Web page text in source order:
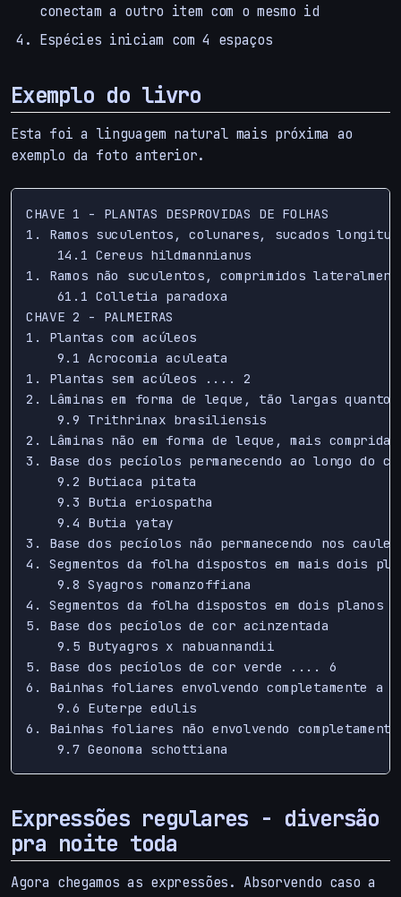
conectam a outro item com o mesmo id
Espécies iniciam com 4 espaços
Exemplo do livro
Esta foi a linguagem natural mais próxima ao
exemplo da foto anterior.
CHAVE 1 - PLANTAS DESPROVIDAS DE FOLHAS
1. Ramos suculentos, colunares, sucados
    14.1 Cereus hildmannianus
1. Ramos não suculentos, comprimidos
    61.1 Colletia paradoxa
CHAVE 2 - PALMEIRAS
1. Plantas com acúleos
    9.1 Acrocomia aculeata
1. Plantas sem acúleos .... 2
2. Lâminas em forma de leque, tão largas quanto
    9.9 Trithrinax brasiliensis
2. Lâminas não em forma de leque, mais
3. Base dos pecíolos permanecendo ao longo do
    9.2 Butiaca pitata
    9.3 Butia eriospatha
    9.4 Butia yatay
3. Base dos pecíolos não permanecendo nos
4. Segmentos da folha dispostos em mais dois
    9.8 Syagros romanzoffiana
4. Segmentos da folha dispostos em dois
5. Base dos pecíolos de cor acinzentada
    9.5 Butyagros x nabuannandii
5. Base dos pecíolos de cor verde .... 6
6. Bainhas foliares envolvendo completamente a
    9.6 Euterpe edulis
6. Bainhas foliares não envolvendo
Expressões regulares - diversão
pra noite toda
Agora chegamos as expressões. Absorvendo caso a